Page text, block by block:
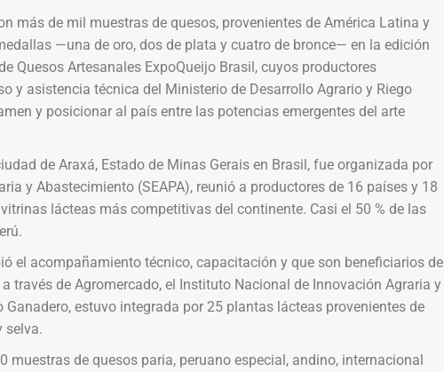
más de mil muestras de quesos, provenientes de América Latina y
—una de oro, dos de plata y cuatro de bronce— en la edición
Quesos Artesanales ExpoQueijo Brasil, cuyos productores
y asistencia técnica del Ministerio de Desarrollo Agrario y Riego
y posicionar al país entre las potencias emergentes del arte
de Araxá, Estado de Minas Gerais en Brasil, fue organizada por
y Abastecimiento (SEAPA), reunió a productores de 16 países y 18
lácteas más competitivas del continente. Casi el 50 % de las
el acompañamiento técnico, capacitación y que son beneficiarios de
través de Agromercado, el Instituto Nacional de Innovación Agraria y
Ganadero, estuvo integrada por 25 plantas lácteas provenientes de
selva.
muestras de quesos paria, peruano especial, andino, internacional